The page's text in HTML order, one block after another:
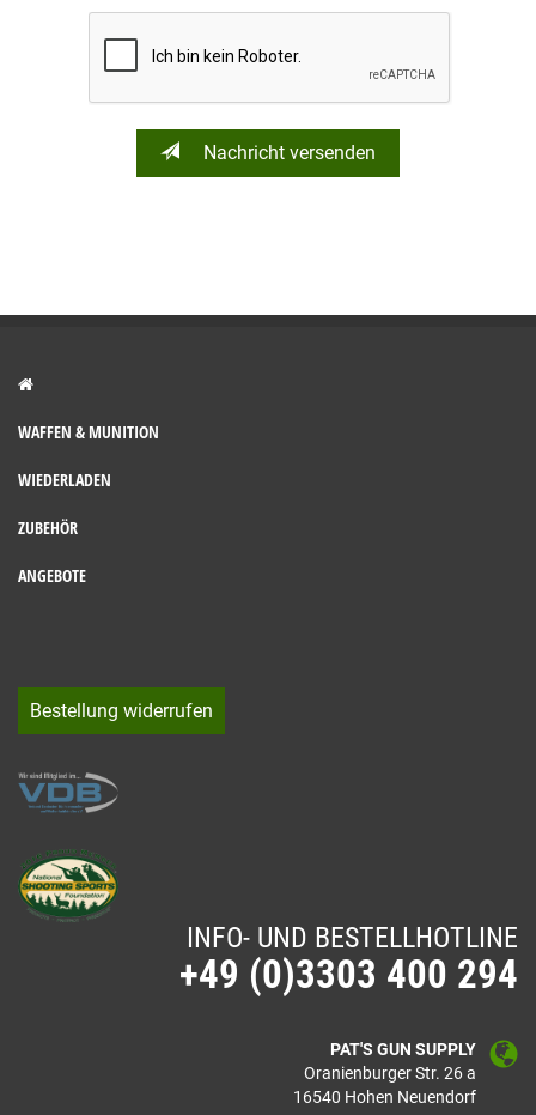
Nachricht versenden
WAFFEN & MUNITION
WIEDERLADEN
ZUBEHÖR
ANGEBOTE
Bestellung widerrufen
INFO- UND BESTELLHOTLINE
+49 (0)3303 400 294
PAT'S GUN SUPPLY
Oranienburger Str. 26 a
16540 Hohen Neuendorf